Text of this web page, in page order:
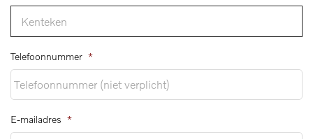
Telefoonnummer *
E-mailadres *